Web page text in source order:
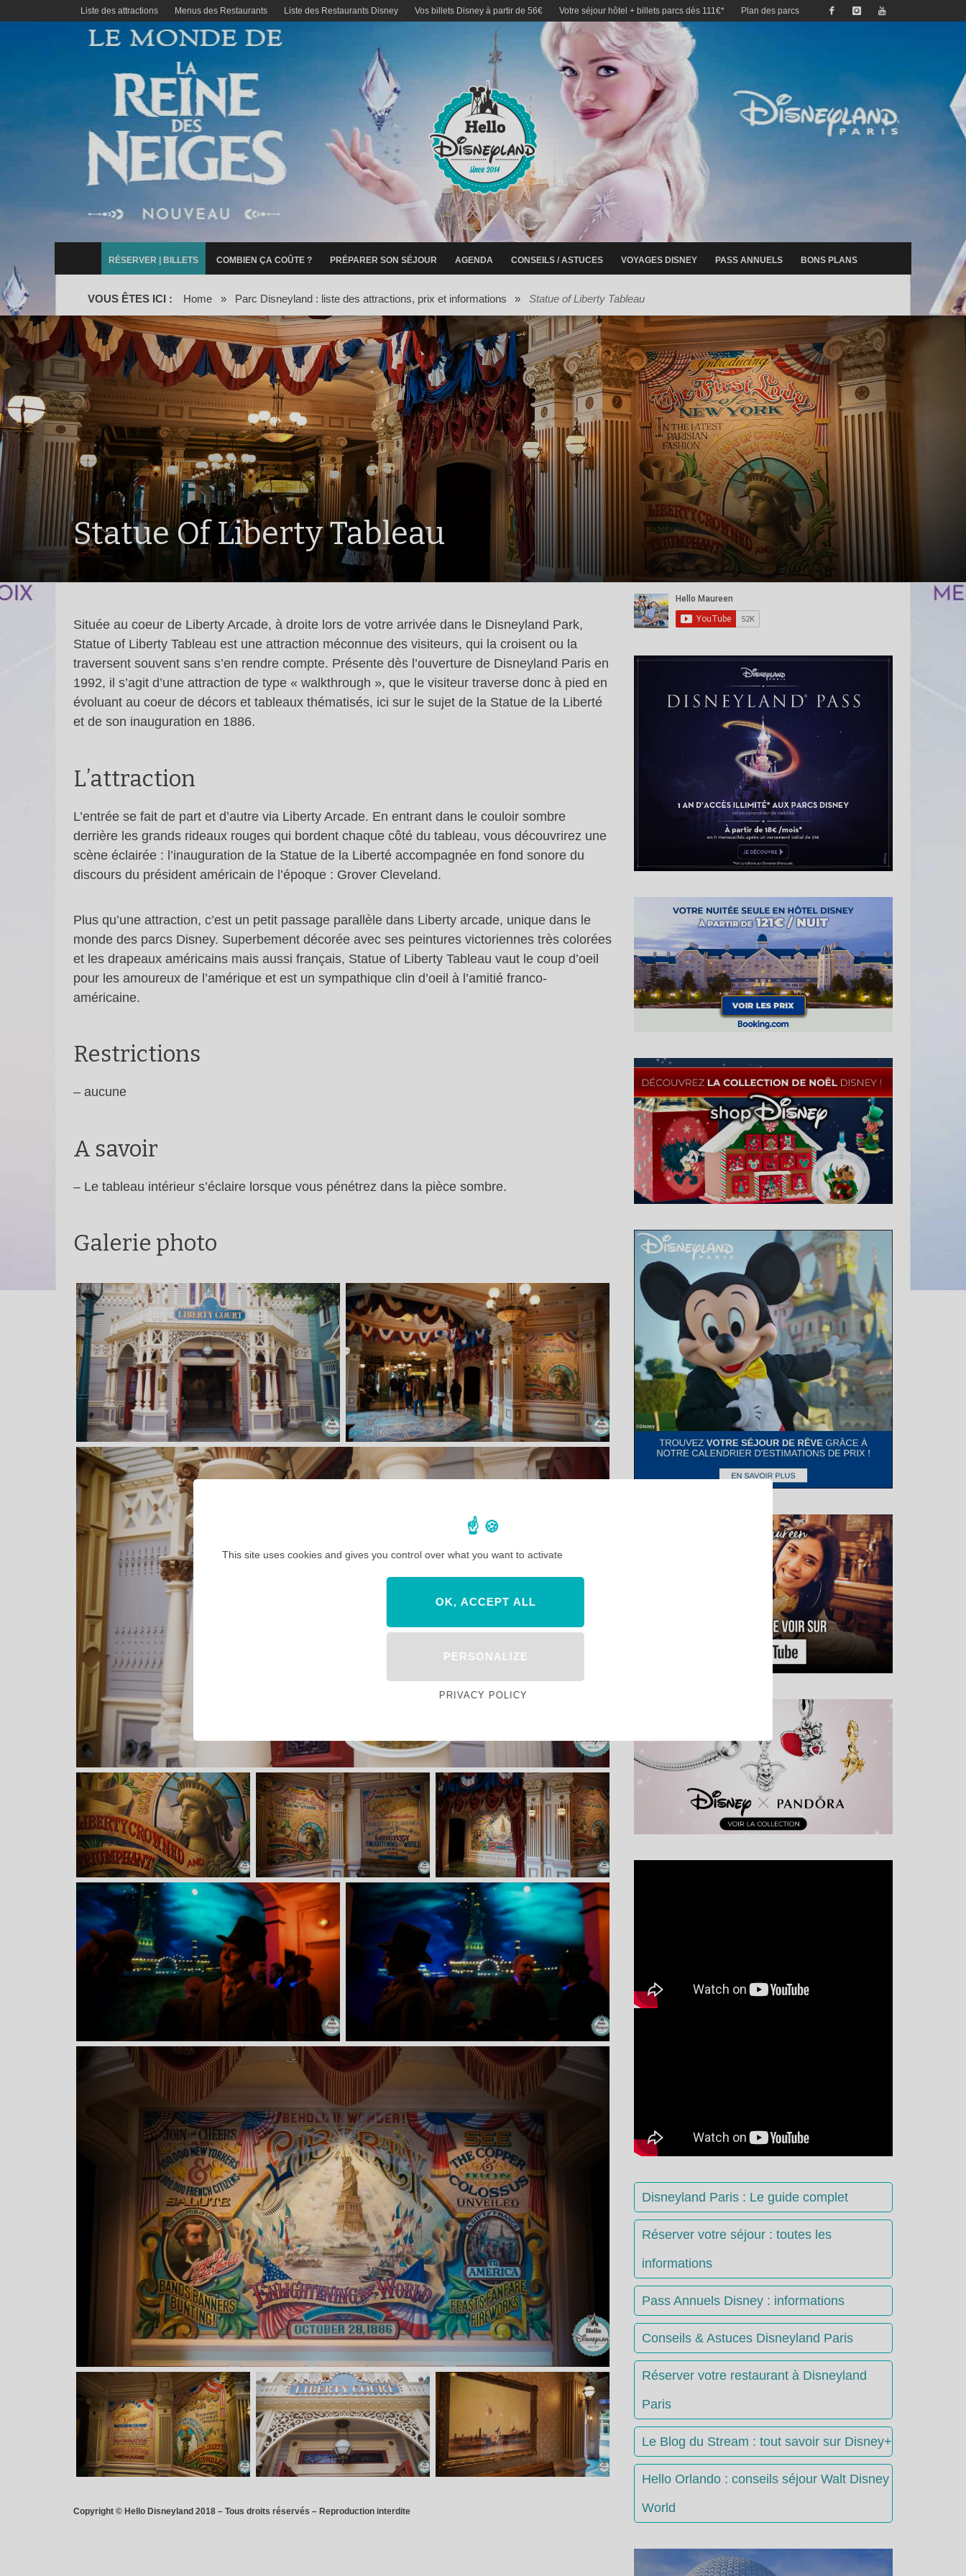
Liste des attractions Menus des Restaurants Liste des Restaurants Disney Vos billets Disney à partir de 56€ Votre séjour hôtel + billets parcs dès 111€* Plan des parcs
RÉSERVER | BILLETS COMBIEN ÇA COÛTE ? PRÉPARER SON SÉJOUR AGENDA CONSEILS / ASTUCES VOYAGES DISNEY PASS ANNUELS BONS PLANS
VOUS ÊTES ICI : Home » Parc Disneyland : liste des attractions, prix et informations » Statue of Liberty Tableau
Statue Of Liberty Tableau
Située au coeur de Liberty Arcade, à droite lors de votre arrivée dans le Disneyland Park,
Statue of Liberty Tableau est une attraction méconnue des visiteurs, qui la croisent ou la
traversent souvent sans s’en rendre compte. Présente dès l’ouverture de Disneyland Paris en
1992, il s’agit d’une attraction de type « walkthrough », que le visiteur traverse donc à pied en
évoluant au coeur de décors et tableaux thématisés, ici sur le sujet de la Statue de la Liberté
et de son inauguration en 1886.
L’attraction
L’entrée se fait de part et d’autre via Liberty Arcade. En entrant dans le couloir sombre
derrière les grands rideaux rouges qui bordent chaque côté du tableau, vous découvrirez une
scène éclairée : l’inauguration de la Statue de la Liberté accompagnée en fond sonore du
discours du président américain de l’époque : Grover Cleveland.
Plus qu’une attraction, c’est un petit passage parallèle dans Liberty arcade, unique dans le
monde des parcs Disney. Superbement décorée avec ses peintures victoriennes très colorées
et les drapeaux américains mais aussi français, Statue of Liberty Tableau vaut le coup d’oeil
pour les amoureux de l’amérique et est un sympathique clin d’oeil à l’amitié franco-
américaine.
Restrictions
– aucune
A savoir
– Le tableau intérieur s’éclaire lorsque vous pénétrez dans la pièce sombre.
Galerie photo
Copyright © Hello Disneyland 2018 – Tous droits réservés – Reproduction interdite
Disneyland Paris : Le guide complet
Réserver votre séjour : toutes les
informations
Pass Annuels Disney : informations
Conseils & Astuces Disneyland Paris
Réserver votre restaurant à Disneyland
Paris
Le Blog du Stream : tout savoir sur Disney+
Hello Orlando : conseils séjour Walt Disney
World
This site uses cookies and gives you control over what you want to activate
OK, ACCEPT ALL
PERSONALIZE
PRIVACY POLICY